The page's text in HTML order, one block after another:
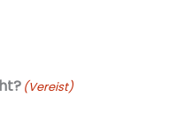
(Vereist)